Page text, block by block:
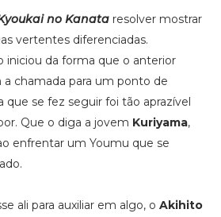
no Kanataresolver mostrar
vertentes diferenciadas.
iniciou da forma que o anterior
chamada para um ponto de
que se fez seguir foi tão aprazível
Que o diga a jovem Kuriyama,
enfrentar um Youmu que se
ali para auxiliar em algo, o Akihito